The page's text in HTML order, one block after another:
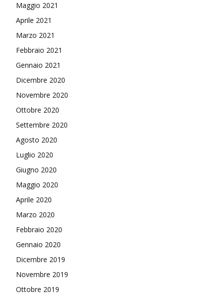
Maggio 2021
Aprile 2021
Marzo 2021
Febbraio 2021
Gennaio 2021
Dicembre 2020
Novembre 2020
Ottobre 2020
Settembre 2020
Agosto 2020
Luglio 2020
Giugno 2020
Maggio 2020
Aprile 2020
Marzo 2020
Febbraio 2020
Gennaio 2020
Dicembre 2019
Novembre 2019
Ottobre 2019